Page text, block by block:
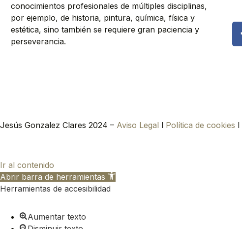
conocimientos profesionales de múltiples disciplinas,
por ejemplo, de historia, pintura, química, física y
estética, sino también se requiere gran paciencia y
perseverancia.
Jesús Gonzalez Clares 2024 – Aviso Legal l Política de cookies l
Ir al contenido
Abrir barra de herramientas
Herramientas de accesibilidad
Aumentar texto